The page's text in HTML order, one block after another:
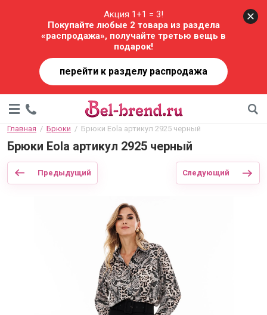
Акция 1+1 = 3!
Покупайте любые 2 товара из раздела
«распродажа», получайте третью вещь в
подарок!
перейти к разделу распродажа
Главная
  /
Брюки
  /  Брюки Eola артикул 2925 черный
Брюки Eola артикул 2925 черный
Предыдущий Следующий